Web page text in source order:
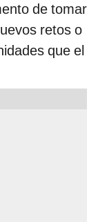
de tomar
retos o
que el